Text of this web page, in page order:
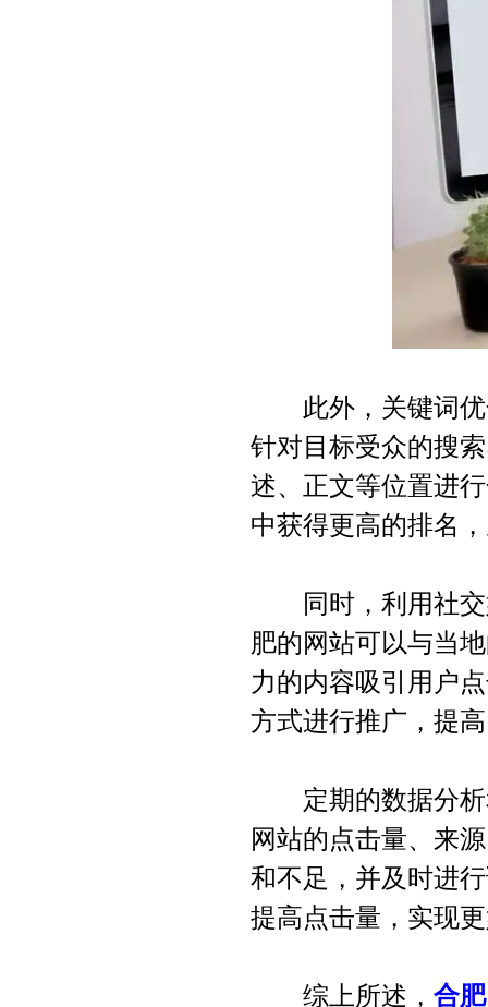
此外，关键词优
针对目标受众的搜
述、正文等位置进
中获得更高的排名
同时，利用社交
肥的网站可以与当
力的内容吸引用户
方式进行推广，提
定期的数据分析
网站的点击量、来
和不足，并及时进
提高点击量，实现
综上所述， 合